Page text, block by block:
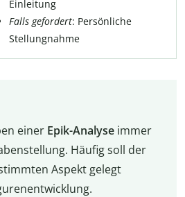
Einleitung
Falls gefordert: Persönliche
Stellungnahme
einer Epik-Analyseimmer
Häufig soll der
Aspekt gelegt